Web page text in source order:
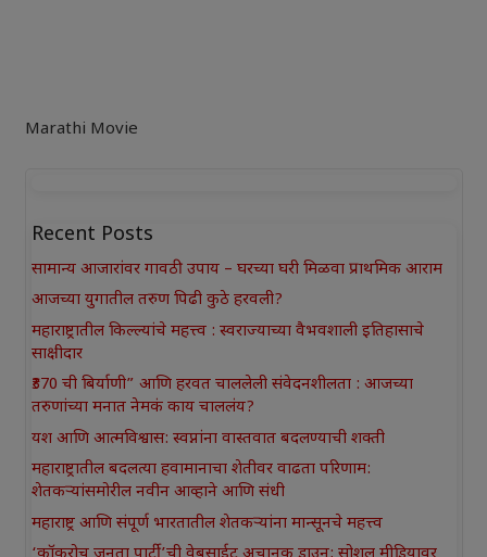
Marathi Movie
Recent Posts
सामान्य आजारांवर गावठी उपाय – घरच्या घरी मिळवा प्राथमिक आराम
आजच्या युगातील तरुण पिढी कुठे हरवली?
महाराष्ट्रातील किल्ल्यांचे महत्त्व : स्वराज्याच्या वैभवशाली इतिहासाचे
साक्षीदार
₹370 ची बिर्याणी” आणि हरवत चाललेली संवेदनशीलता : आजच्या
तरुणांच्या मनात नेमकं काय चाललंय?
यश आणि आत्मविश्वास: स्वप्नांना वास्तवात बदलण्याची शक्ती
महाराष्ट्रातील बदलत्या हवामानाचा शेतीवर वाढता परिणाम:
शेतकऱ्यांसमोरील नवीन आव्हाने आणि संधी
महाराष्ट्र आणि संपूर्ण भारतातील शेतकऱ्यांना मान्सूनचे महत्त्व